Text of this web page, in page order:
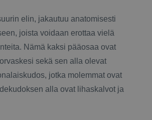
elin, jakautuu anatomisesti
joista voidaan erottaa vielä
Nämä kaksi pääosaa ovat
sekä sen alla olevat
jotka molemmat ovat
alla ovat lihaskalvot ja